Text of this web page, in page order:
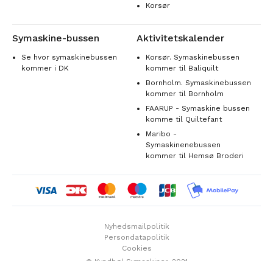
Korsør
Symaskine-bussen
Se hvor symaskinebussen
kommer i DK
Aktivitetskalender
Korsør. Symaskinebussen
kommer til Baliquilt
Bornholm. Symaskinebussen
kommer til Bornholm
FAARUP - Symaskine bussen
komme til Quiltefant
Maribo -
Symaskinenebussen
kommer til Hemsø Broderi
Nyhedsmailpolitik
Persondatapolitik
Cookies